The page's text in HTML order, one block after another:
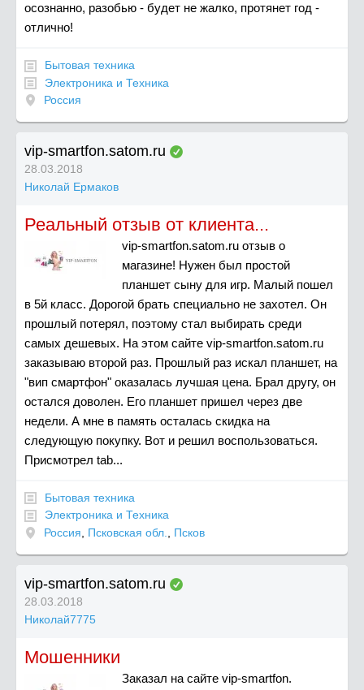
осознанно, разобью - будет не жалко, протянет год -
отлично!
Бытовая техника
Электроника и Техника
Россия
vip-smartfon.satom.ru
28.03.2018
Николай Ермаков
Реальный отзыв от клиента...
vip-smartfon.satom.ru отзыв о
магазине! Нужен был простой
планшет сыну для игр. Малый пошел
в 5й класс. Дорогой брать специально не захотел. Он
прошлый потерял, поэтому стал выбирать среди
самых дешевых. На этом сайте vip-smartfon.satom.ru
заказываю второй раз. Прошлый раз искал планшет, на
"вип смартфон" оказалась лучшая цена. Брал другу, он
остался доволен. Его планшет пришел через две
недели. А мне в память осталась скидка на
следующую покупку. Вот и решил воспользоваться.
Присмотрел tab...
Бытовая техника
Электроника и Техника
Россия
Псковская обл. Псков
vip-smartfon.satom.ru
28.03.2018
Николай7775
Мошенники
Заказал на сайте vip-smartfon.